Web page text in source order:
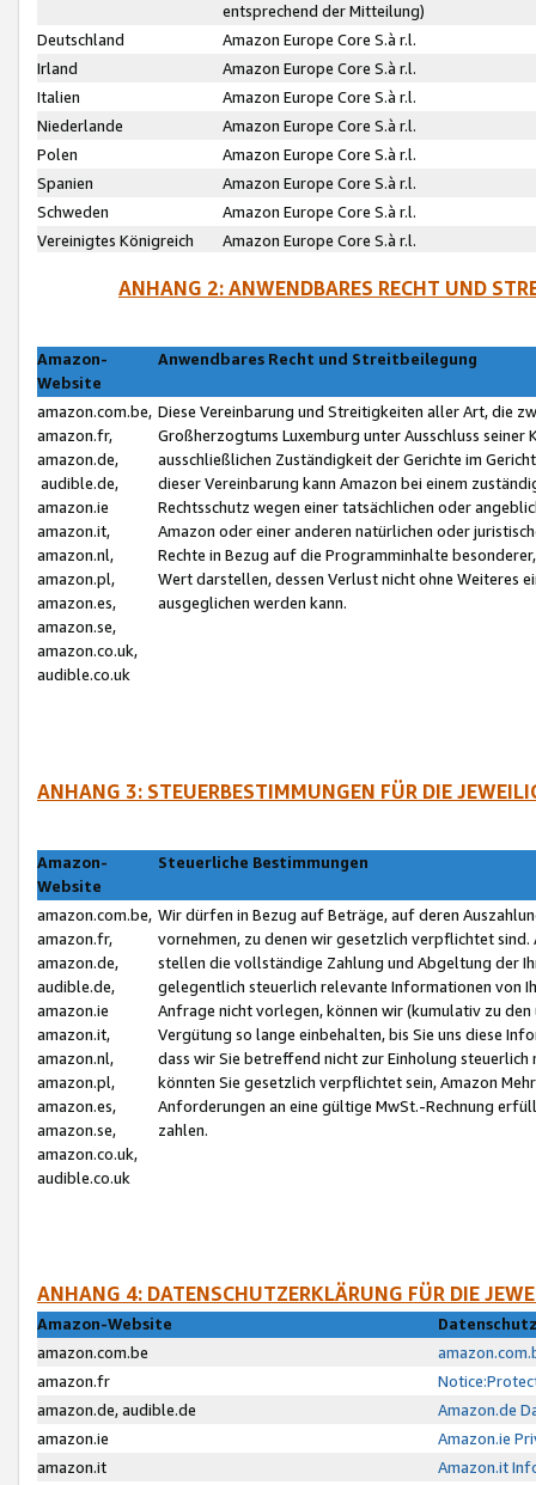
entsprechend der Mitteilung)
Deutschland
Amazon Europe Core S.à r.l.
Irland
Amazon Europe Core S.à r.l.
Italien
Amazon Europe Core S.à r.l.
Niederlande
Amazon Europe Core S.à r.l.
Polen
Amazon Europe Core S.à r.l.
Spanien
Amazon Europe Core S.à r.l.
Schweden
Amazon Europe Core S.à r.l.
Vereinigtes Königreich
Amazon Europe Core S.à r.l.
ANHANG 2: ANWENDBARES RECHT UND
Amazon-
Website
Anwendbares Recht und Streitbeilegung
amazon.com.be,
amazon.fr,
amazon.de,
audible.de,
amazon.ie
amazon.it,
amazon.nl,
amazon.pl,
amazon.es,
amazon.se,
amazon.co.uk,
audible.co.uk
Diese Vereinbarung und Streitigkeiten aller Art, die
Großherzogtums Luxemburg unter Ausschluss
ausschließlichen Zuständigkeit der Gerichte im
dieser Vereinbarung kann Amazon bei einem
Rechtsschutz wegen einer tatsächlichen oder
Amazon oder einer anderen natürlichen oder
Rechte in Bezug auf die Programminhalte
Wert darstellen, dessen Verlust nicht ohne Weiteres
ausgeglichen werden kann.
ANHANG 3: STEUERBESTIMMUNGEN FÜR DIE
Amazon-
Website
Steuerliche Bestimmungen
amazon.com.be,
amazon.fr,
amazon.de,
audible.de,
amazon.ie
amazon.it,
amazon.nl,
amazon.pl,
amazon.es,
amazon.se,
amazon.co.uk,
audible.co.uk
Wir dürfen in Bezug auf Beträge, auf deren
vornehmen, zu denen wir gesetzlich verpflichtet
stellen die vollständige Zahlung und Abgeltung der
gelegentlich steuerlich relevante Informationen von
Anfrage nicht vorlegen, können wir (kumulativ zu
Vergütung so lange einbehalten, bis Sie uns diese
dass wir Sie betreffend nicht zur Einholung
könnten Sie gesetzlich verpflichtet sein, Amazon
Anforderungen an eine gültige MwSt.-Rechnung
zahlen.
ANHANG 4: DATENSCHUTZERKLÄRUNG FÜR DIE
Amazon-Website
amazon.com.be
amazon.fr
amazon.de, audible.de
Amazon.de
amazon.ie
Amazon.ie
amazon.it
Amazon.it